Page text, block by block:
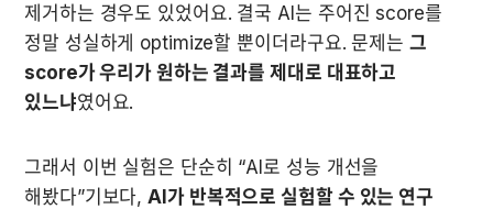
제거하는 경우도 있었어요. 결국 AI는 주어진 score를
정말 성실하게 optimize할 뿐이더라구요. 문제는 그
score가 우리가 원하는 결과를 제대로 대표하고
있느냐였어요.
그래서 이번 실험은 단순히 “AI로 성능 개선을
해봤다”기보다, AI가 반복적으로 실험할 수 있는 연구